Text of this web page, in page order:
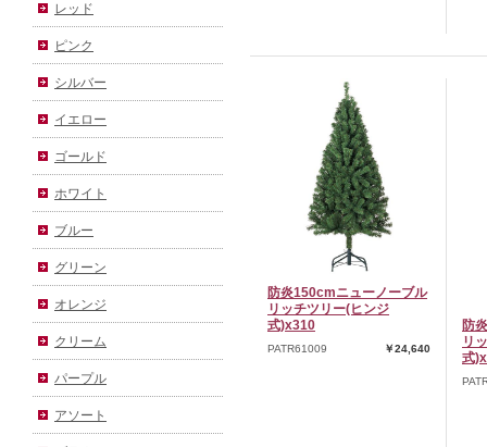
レッド
ピンク
シルバー
イエロー
ゴールド
ホワイト
ブルー
グリーン
オレンジ
クリーム
パープル
アソート
防炎150cmニューノーブル
リッチツリー(ヒンジ
式)x310
PATR61009 ￥24,640
防
リ
式